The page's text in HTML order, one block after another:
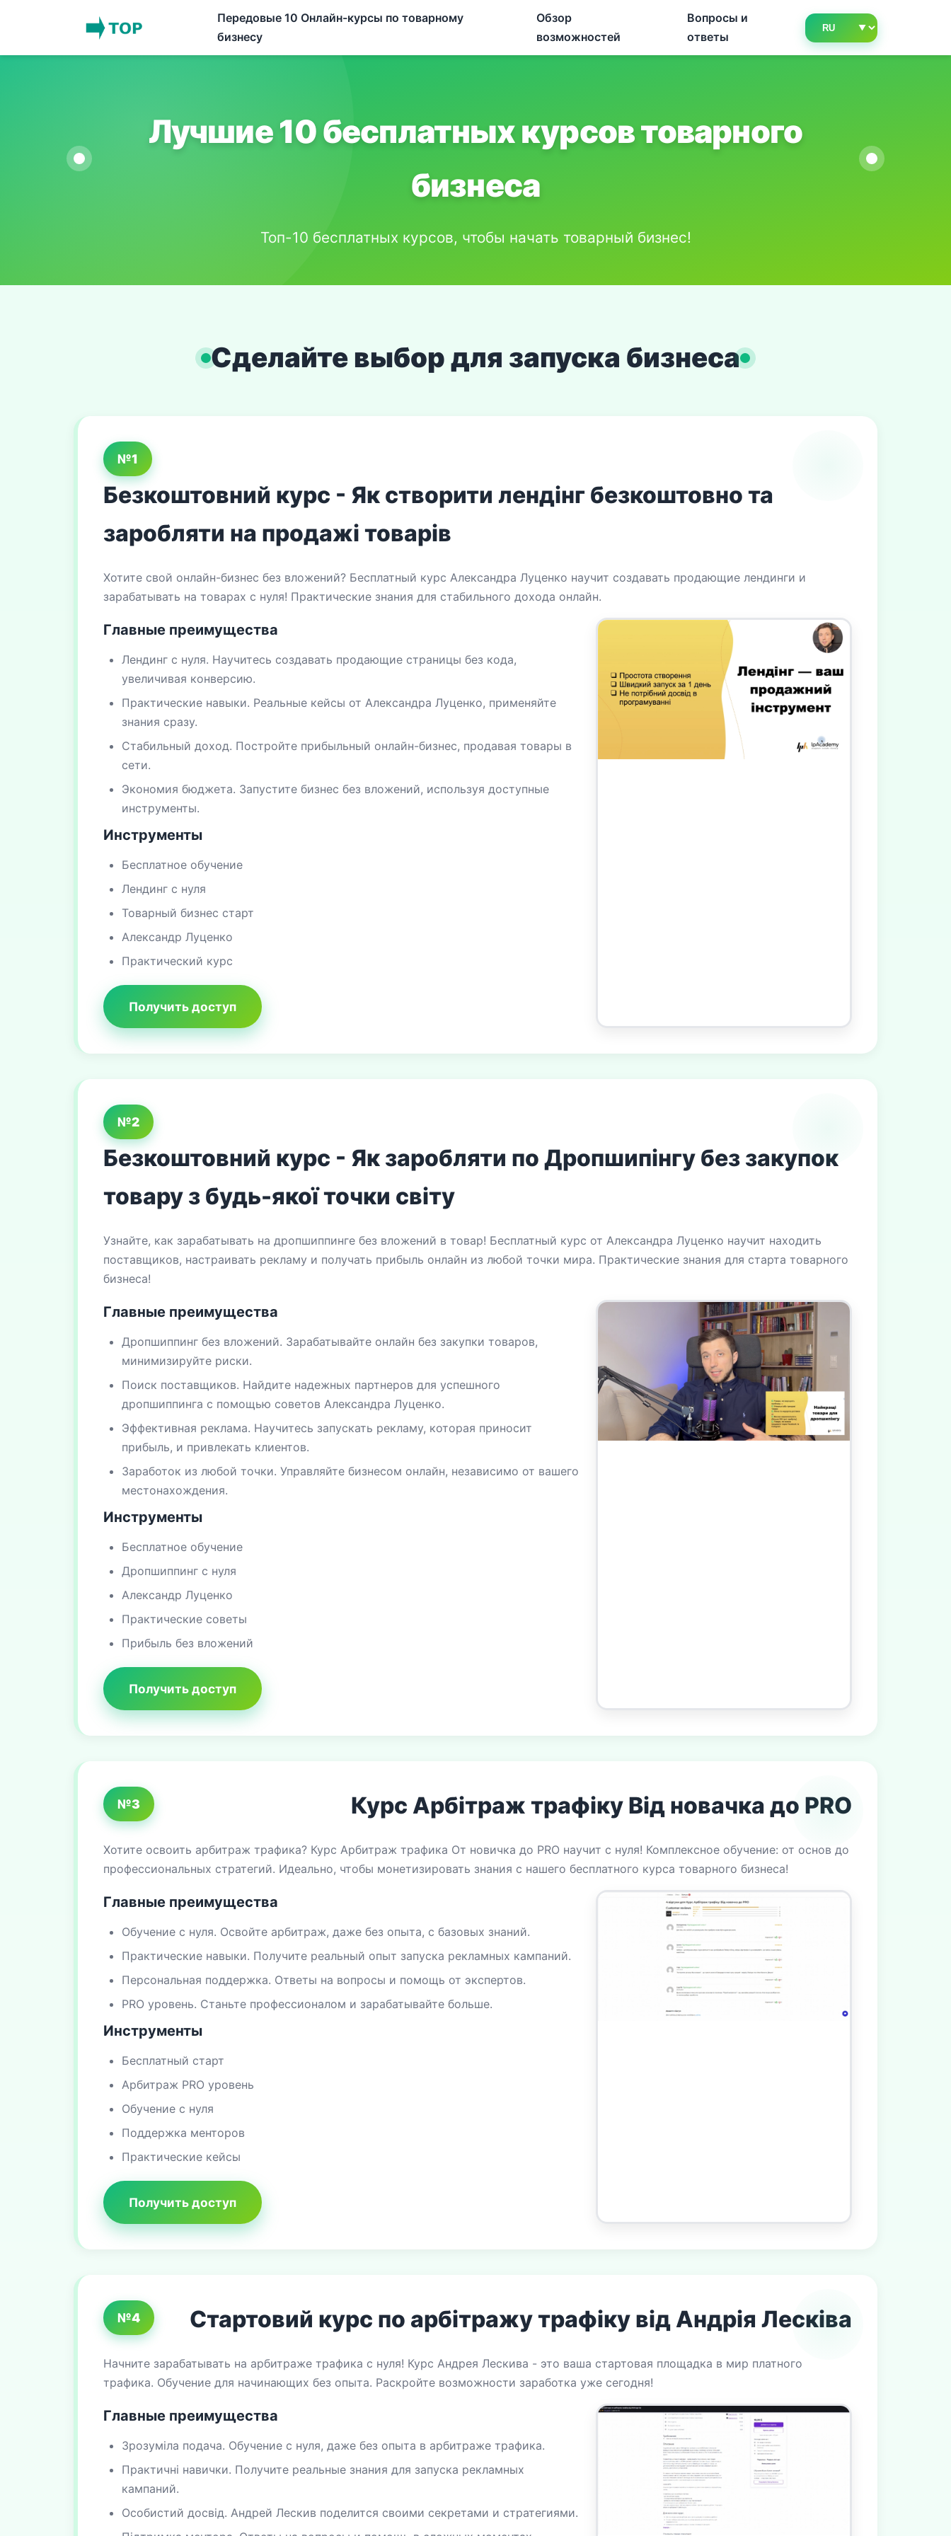
Передовые 10 Онлайн-курсы по товарному
бизнесу
Обзор
возможностей
Вопросы и
ответы
Лучшие 10 бесплатных курсов товарного
бизнеса
Топ-10 бесплатных курсов, чтобы начать товарный бизнес!
Сделайте выбор для запуска бизнеса
№1
Безкоштовний курс - Як створити лендінг безкоштовно та
заробляти на продажі товарів
Хотите свой онлайн-бизнес без вложений? Бесплатный курс Александра Луценко научит создавать продающие лендинги и
зарабатывать на товарах с нуля! Практические знания для стабильного дохода онлайн.
Главные преимущества
Лендинг с нуля. Научитесь создавать продающие страницы без кода,
увеличивая конверсию.
Практические навыки. Реальные кейсы от Александра Луценко, применяйте
знания сразу.
Стабильный доход. Постройте прибыльный онлайн-бизнес, продавая товары в
сети.
Экономия бюджета. Запустите бизнес без вложений, используя доступные
инструменты.
Инструменты
Бесплатное обучение
Лендинг с нуля
Товарный бизнес старт
Александр Луценко
Практический курс
Получить доступ
№2
Безкоштовний курс - Як заробляти по Дропшипінгу без закупок
товару з будь-якої точки світу
Узнайте, как зарабатывать на дропшиппинге без вложений в товар! Бесплатный курс от Александра Луценко научит находить
поставщиков, настраивать рекламу и получать прибыль онлайн из любой точки мира. Практические знания для старта товарного
бизнеса!
Главные преимущества
Дропшиппинг без вложений. Зарабатывайте онлайн без закупки товаров,
минимизируйте риски.
Поиск поставщиков. Найдите надежных партнеров для успешного
дропшиппинга с помощью советов Александра Луценко.
Эффективная реклама. Научитесь запускать рекламу, которая приносит
прибыль, и привлекать клиентов.
Заработок из любой точки. Управляйте бизнесом онлайн, независимо от вашего
местонахождения.
Инструменты
Бесплатное обучение
Дропшиппинг с нуля
Александр Луценко
Практические советы
Прибыль без вложений
Получить доступ
№3 Курс Арбітраж трафіку Від новачка до PRO
Хотите освоить арбитраж трафика? Курс Арбитраж трафика От новичка до PRO научит с нуля! Комплексное обучение: от основ до
профессиональных стратегий. Идеально, чтобы монетизировать знания с нашего бесплатного курса товарного бизнеса!
Главные преимущества
Обучение с нуля. Освойте арбитраж, даже без опыта, с базовых знаний.
Практические навыки. Получите реальный опыт запуска рекламных кампаний.
Персональная поддержка. Ответы на вопросы и помощь от экспертов.
PRO уровень. Станьте профессионалом и зарабатывайте больше.
Инструменты
Бесплатный старт
Арбитраж PRO уровень
Обучение с нуля
Поддержка менторов
Практические кейсы
Получить доступ
№4 Стартовий курс по арбітражу трафіку від Андрія Лесківа
Начните зарабатывать на арбитраже трафика с нуля! Курс Андрея Лескива - это ваша стартовая площадка в мир платного
трафика. Обучение для начинающих без опыта. Раскройте возможности заработка уже сегодня!
Главные преимущества
Зрозуміла подача. Обучение с нуля, даже без опыта в арбитраже трафика.
Практичні навички. Получите реальные знания для запуска рекламных
кампаний.
Особистий досвід. Андрей Лескив поделится своими секретами и стратегиями.